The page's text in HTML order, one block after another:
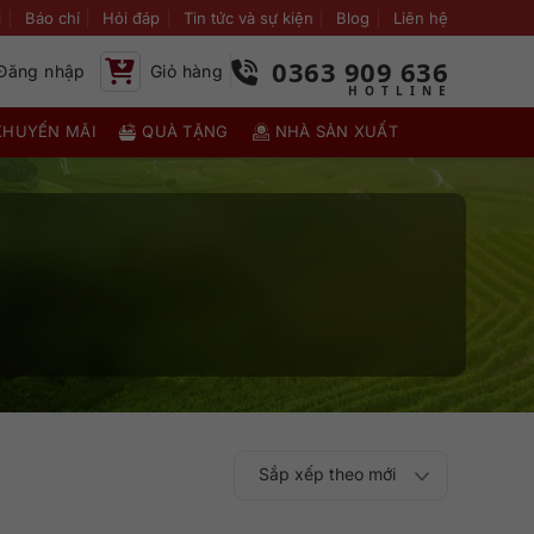
Báo chí Hỏi đáp Tin tức và sự kiện Blog Liên hệ
nhập Giỏ hàng 0363 909 636
MÃI QUÀ TẶNG NHÀ SẢN XUẤT
Sắp xếp theo
Sắp xếp theo mới